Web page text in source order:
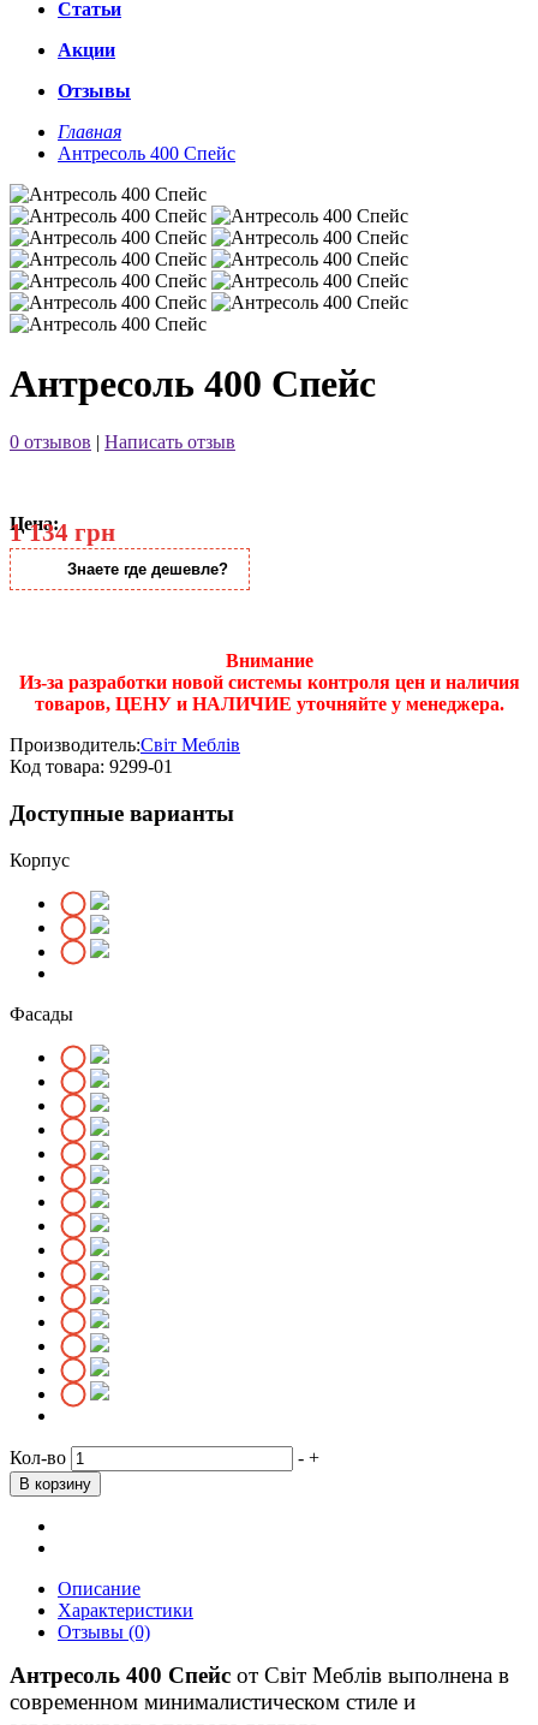
Статьи
Акции
Отзывы
Главная
Антресоль 400 Спейс
Антресоль 400 Спейс
0 отзывов | Написать отзыв
Цена:
1 134 грн
Знаете где дешевле?
Внимание
Из-за разработки новой системы контроля цен и наличия
товаров, ЦЕНУ и НАЛИЧИЕ уточняйте у менеджера.
Производитель:Світ Меблів
Код товара: 9299-01
Доступные варианты
Корпус
Фасады
Кол-во - +
Описание
Характеристики
Отзывы (0)
Антресоль 400 Спейс от Світ Меблів выполнена в
современном минималистическом стиле и